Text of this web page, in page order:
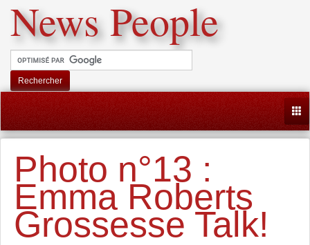
News People
Rechercher
Photo n°13 :
Emma Roberts
Grossesse Talk!